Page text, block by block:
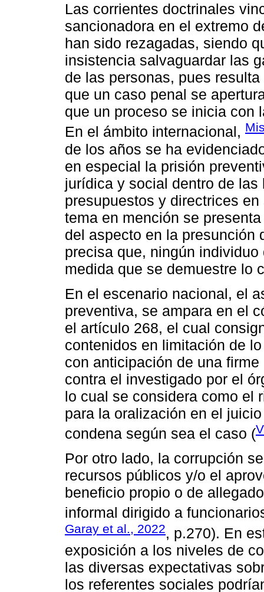
Las corrientes doctrinales
sancionadora en el extremo
han sido rezagadas, siendo
insistencia salvaguardar las
de las personas, pues
que un caso penal se
que un proceso se inicia con
En el ámbito internacional,
de los años se ha
en especial la prisión
jurídica y social dentro de
presupuestos y directrices
tema en mención se
del aspecto en la presunción
precisa que, ningún
medida que se demuestre lo
En el escenario nacional, el
preventiva, se ampara en el
el artículo 268, el cual
contenidos en limitación de
con anticipación de una
contra el investigado por el
lo cual se considera como el
para la oralización en el
condena según sea el caso (
Por otro lado, la corrupción
recursos públicos y/o el
beneficio propio o de
informal dirigido a
Garay et al., 2022, p.270). En
exposición a los niveles de
las diversas expectativas
los referentes sociales